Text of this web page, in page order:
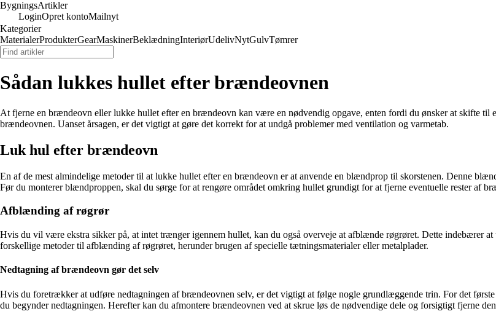
BygningsArtikler
LoginOpret kontoMailnyt
Kategorier
MaterialerProdukterGearMaskinerBeklædningInteriørUdelivNytGulvTømrer
Sådan lukkes hullet efter brændeovnen
At fjerne en brændeovn eller lukke hullet efter en brændeovn kan være en nødvendig opgave, enten fordi du ønsker at skifte
brændeovnen. Uanset årsagen, er det vigtigt at gøre det korrekt for at undgå problemer med ventilation og varmetab.
Luk hul efter brændeovn
En af de mest almindelige metoder til at lukke hullet efter en brændeovn er at anvende en blændprop til skorstenen. Denne
Før du monterer blændproppen, skal du sørge for at rengøre området omkring hullet grundigt for at fjerne eventuelle rester af
Afblænding af røgrør
Hvis du vil være ekstra sikker på, at intet trænger igennem hullet, kan du også overveje at afblænde røgrøret. Dette indebærer
forskellige metoder til afblænding af røgrøret, herunder brugen af specielle tætningsmaterialer eller metalplader.
Nedtagning af brændeovn gør det selv
Hvis du foretrækker at udføre nedtagningen af brændeovnen selv, er det vigtigt at følge nogle grundlæggende trin. For det
du begynder nedtagningen. Herefter kan du afmontere brændeovnen ved at skrue løs de nødvendige dele og forsigtigt fjerne